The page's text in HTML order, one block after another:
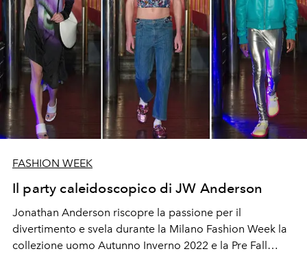
FASHION WEEK
Il party caleidoscopico di JW Anderson
Jonathan Anderson riscopre la passione per il
divertimento e svela durante la Milano Fashion Week la
collezione uomo Autunno Inverno 2022 e la Pre Fall